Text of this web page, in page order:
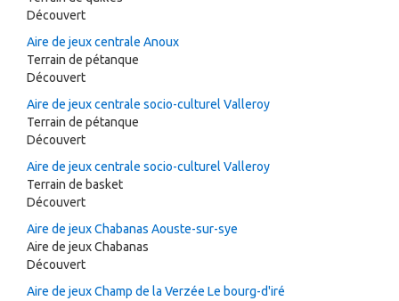
Découvert
Aire de jeux centrale Anoux
Terrain de pétanque
Découvert
Aire de jeux centrale socio-culturel Valleroy
Terrain de pétanque
Découvert
Aire de jeux centrale socio-culturel Valleroy
Terrain de basket
Découvert
Aire de jeux Chabanas Aouste-sur-sye
Aire de jeux Chabanas
Découvert
Aire de jeux Champ de la Verzée Le bourg-d'iré